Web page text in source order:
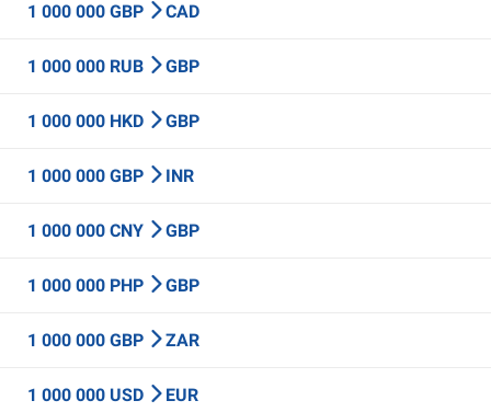
1 000 000 GBP CAD
1 000 000 RUB GBP
1 000 000 HKD GBP
1 000 000 GBP INR
1 000 000 CNY GBP
1 000 000 PHP GBP
1 000 000 GBP ZAR
1 000 000 USD EUR